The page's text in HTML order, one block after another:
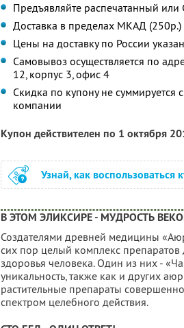
Предъявляйте распечатанный
Доставка в пределах МКАД (250р.)
Цены на доставку по России
Самовывоз осуществляется по
12, корпус 3, офис 4
Скидка по купону не
компании
Купон действителен по 1 октября
Узнай, как воспользоваться
В ЭТОМ ЭЛИКСИРЕ - МУДРОСТЬ
Создателями древней медицины
сих пор целый комплекс
здоровья человека. Один из них -
уникальность, также как и других
растительные препараты
спектром целебного действия.